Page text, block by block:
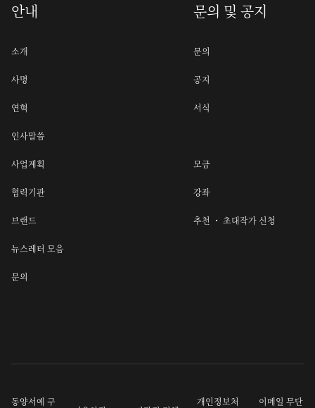
안내
소개
사명
연혁
인사말씀
사업계획
협력기관
브랜드
뉴스레터 모음
문의
문의 및 공지
문의
공지
서식
모금
강좌
추천 ・ 초대작가 신청
동양서예 구 개인정보처 이메일 무단